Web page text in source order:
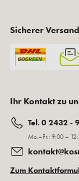
Sicherer Versand
Ihr Kontakt zu
Tel. 0 2432 -
Mo.–Fr.: 9:00 –
Zum